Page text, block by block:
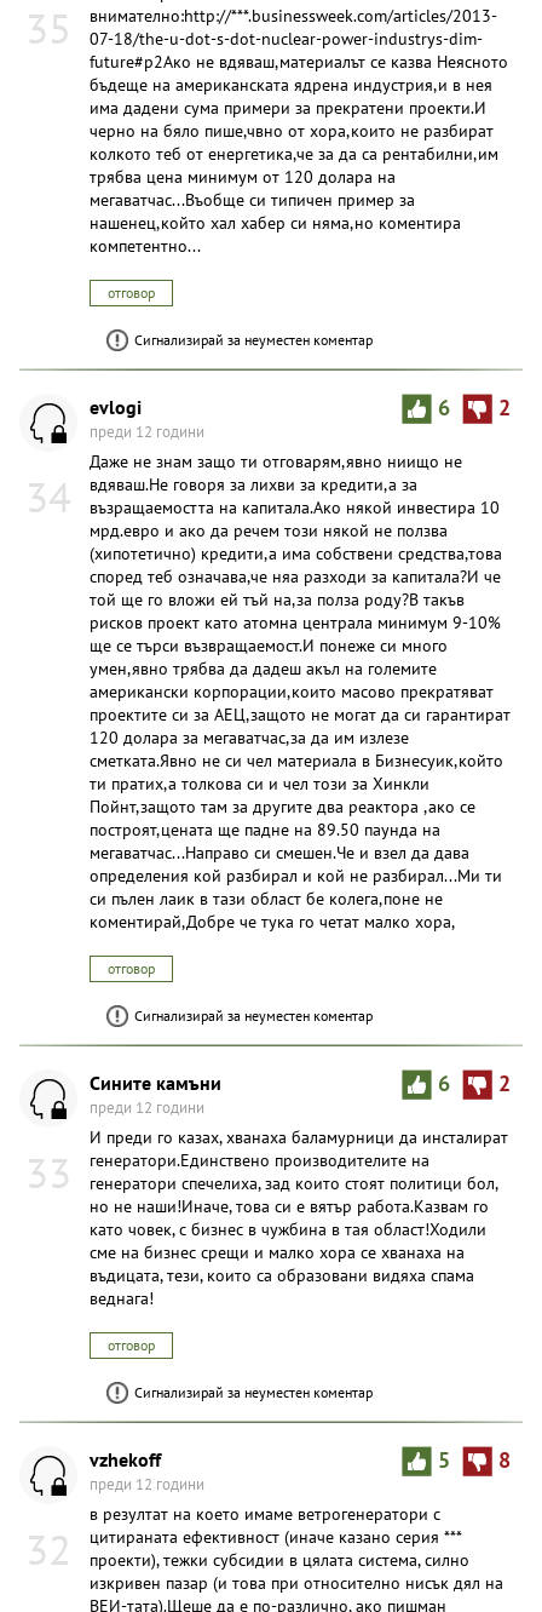
35
внимателно:http://***.businessweek.com/articles/2013-
07-18/the-u-dot-s-dot-nuclear-power-industrys-dim-
future#p2Ако не вдяваш,материалът се казва Неясното
бъдеще на американската ядрена индустрия,и в нея
има дадени сума примери за прекратени проекти.И
черно на бяло пише,чвно от хора,които не разбират
колкото теб от енергетика,че за да са рентабилни,им
трябва цена минимум от 120 долара на
мегаватчас...Въобще си типичен пример за
нашенец,който хал хабер си няма,но коментира
компетентно...
отговор
Сигнализирай за неуместен коментар
34
6 2
evlogi
преди 12 години
Даже не знам защо ти отговарям,явно ниищо не
вдяваш.Не говоря за лихви за кредити,а за
възращаемостта на капитала.Ако някой инвестира 10
мрд.евро и ако да речем този някой не ползва
(хипотетично) кредити,а има собствени средства,това
според теб означава,че няа разходи за капитала?И че
той ще го вложи ей тъй на,за полза роду?В такъв
рисков проект като атомна централа минимум 9-10%
ще се търси възвращаемост.И понеже си много
умен,явно трябва да дадеш акъл на големите
американски корпорации,които масово прекратяват
проектите си за АЕЦ,защото не могат да си гарантират
120 долара за мегаватчас,за да им излезе
сметката.Явно не си чел материала в Бизнесуик,който
ти пратих,а толкова си и чел този за Хинкли
Пойнт,защото там за другите два реактора ,ако се
построят,цената ще падне на 89.50 паунда на
мегаватчас...Направо си смешен.Че и взел да дава
определения кой разбирал и кой не разбирал...Ми ти
си пълен лаик в тази област бе колега,поне не
коментирай,Добре че тука го четат малко хора,
отговор
Сигнализирай за неуместен коментар
33
6 2
Сините камъни
преди 12 години
И преди го казах, хванаха баламурници да инсталират
генератори.Единствено производителите на
генератори спечелиха, зад които стоят политици бол,
но не наши!Иначе, това си е вятър работа.Казвам го
като човек, с бизнес в чужбина в тая област!Ходили
сме на бизнес срещи и малко хора се хванаха на
въдицата, тези, които са образовани видяха спама
веднага!
отговор
Сигнализирай за неуместен коментар
32
5 8
vzhekoff
преди 12 години
в резултат на което имаме ветрогенератори с
цитираната ефективност (иначе казано серия ***
проекти), тежки субсидии в цялата система, силно
изкривен пазар (и това при относително нисък дял на
ВЕИ-тата).Щеше да е по-различно, ако пишман